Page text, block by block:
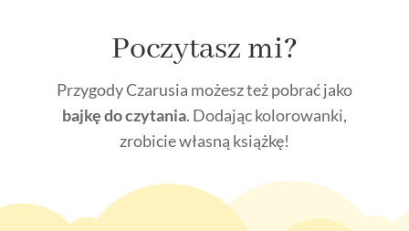
Poczytasz mi?
Przygody Czarusia możesz też pobrać jako
bajkę do czytania. Dodając kolorowanki,
zrobicie własną książkę!